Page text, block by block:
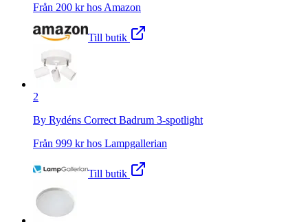
Från 200 kr hos Amazon
Till butik
2
By Rydéns Correct Badrum 3-spotlight
Från 999 kr hos Lampgallerian
Till butik